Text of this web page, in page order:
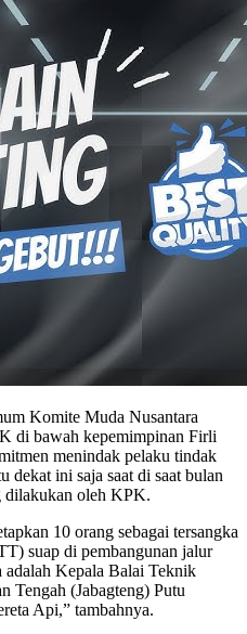
Komite Muda Nusantara
di bawah kepemimpinan Firli
menindak pelaku tindak
ini saja saat di saat bulan
dilakukan oleh KPK.
10 orang sebagai tersangka
suap di pembangunan jalur
adalah Kepala Balai Teknik
Tengah (Jabagteng) Putu
Api,” tambahnya.